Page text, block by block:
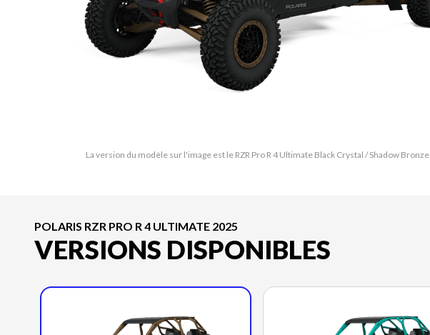
La version du modèle sur l'image est le RZR Pro R 4 Ultimate Black Crystal / Shadow Bronze
POLARIS RZR PRO R 4 ULTIMATE 2025
VERSIONS DISPONIBLES